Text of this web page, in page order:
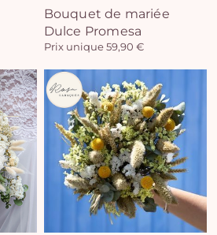
Bouquet de mariée
Dulce Promesa
Prix unique 59,90 €